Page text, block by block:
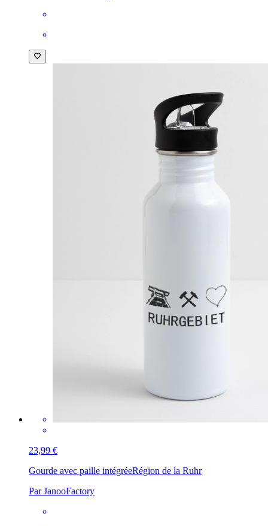
23,99 €
Gourde avec paille intégréeRégion de la Ruhr
Par JanooFactory